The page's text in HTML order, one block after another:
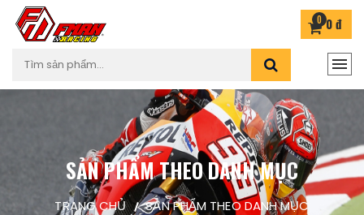
0 0 đ
SẢN PHẨM THEO DANH MỤC
TRANG CHỦ SẢN PHẨM THEO DANH MỤC